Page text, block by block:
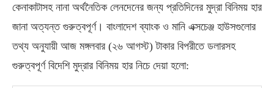
কেনাকাটাসহ নানা অর্থনৈতিক লেনদেনের জন্য প্রতিদিনের মুদ্রা বিনিময় হার
জানা অত্যন্ত গুরুত্বপূর্ণ। বাংলাদেশ ব্যাংক ও মানি এক্সচেঞ্জ হাউসগুলোর
তথ্য অনুযায়ী আজ মঙ্গলবার (২৬ আগস্ট)টাকার বিপরীতে ডলারসহ
গুরুত্বপূর্ণ বিদেশি মুদ্রার বিনিময় হার নিচে দেয়া হলো: